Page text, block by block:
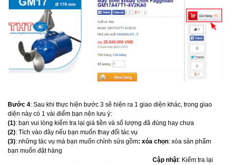
Bước 4: Sau khi thực hiện bước 3 sẽ hiện ra 1 giao diện khác, trong giao
diện này có 1 vài điểm bạn nên lưu ý:
(1): bạn vui lòng kiểm tra lại giá tiền và số lượng đã đúng hay chưa
(2): Tích vào đây nếu bạn muốn thay đổi tác vụ
(3): những tác vụ mà bạn muốn chỉnh sửa gồm: xóa chọn: xóa sản phẩm
bạn muốn đặt hàng
Cập nhật: Kiểm tra lại